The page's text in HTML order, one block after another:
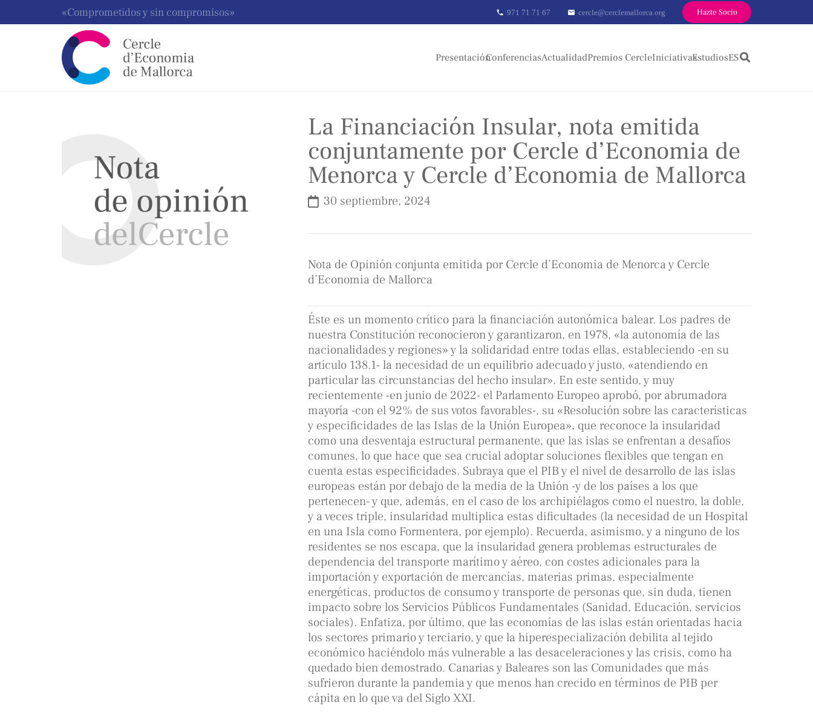
«Comprometidos y sin compromisos» phone 971 71 71 67 mail cercle@cerclemallorca.org Hazte Socio
PresentaciónConferenciasActualidadPremios CercleIniciativasEstudiosES
La Financiación Insular, nota emitida
conjuntamente por Cercle d’Economia de
Menorca y Cercle d’Economia de Mallorca
30 septiembre, 2024
Nota de Opinión conjunta emitida por Cercle d’Economia de Menorca y Cercle
d’Economia de Mallorca
Éste es un momento crítico para la financiación autonómica balear. Los padres de
nuestra Constitución reconocieron y garantizaron, en 1978, «la autonomía de las
nacionalidades y regiones» y la solidaridad entre todas ellas, estableciendo -en su
artículo 138.1- la necesidad de un equilibrio adecuado y justo, «atendiendo en
particular las circunstancias del hecho insular». En este sentido, y muy
recientemente -en junio de 2022- el Parlamento Europeo aprobó, por abrumadora
mayoría -con el 92% de sus votos favorables-, su «Resolución sobre las características
y especificidades de las Islas de la Unión Europea», que reconoce la insularidad
como una desventaja estructural permanente, que las islas se enfrentan a desafíos
comunes, lo que hace que sea crucial adoptar soluciones flexibles que tengan en
cuenta estas especificidades. Subraya que el PIB y el nivel de desarrollo de las islas
europeas están por debajo de la media de la Unión -y de los países a los que
pertenecen- y que, además, en el caso de los archipiélagos como el nuestro, la doble,
y a veces triple, insularidad multiplica estas dificultades (la necesidad de un Hospital
en una Isla como Formentera, por ejemplo). Recuerda, asimismo, y a ninguno de los
residentes se nos escapa, que la insularidad genera problemas estructurales de
dependencia del transporte marítimo y aéreo, con costes adicionales para la
importación y exportación de mercancías, materias primas, especialmente
energéticas, productos de consumo y transporte de personas que, sin duda, tienen
impacto sobre los Servicios Públicos Fundamentales (Sanidad, Educación, servicios
sociales). Enfatiza, por último, que las economías de las islas están orientadas hacia
los sectores primario y terciario, y que la hiperespecialización debilita al tejido
económico haciéndolo más vulnerable a las desaceleraciones y las crisis, como ha
quedado bien demostrado. Canarias y Baleares son las Comunidades que más
sufrieron durante la pandemia y que menos han crecido en términos de PIB per
cápita en lo que va del Siglo XXI.